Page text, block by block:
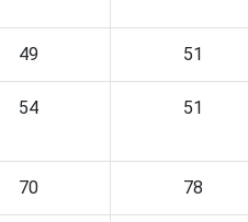
49 51
54 51
70 78